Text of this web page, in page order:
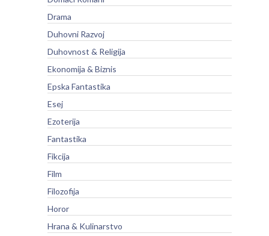
Drama
Duhovni Razvoj
Duhovnost & Religija
Ekonomija & Biznis
Epska Fantastika
Esej
Ezoterija
Fantastika
Fikcija
Film
Filozofija
Horor
Hrana & Kulinarstvo